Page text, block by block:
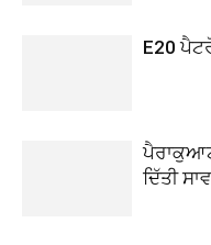
E20
ਪੈਰਾਕੁਆਟ
ਦਿੱਤੀ